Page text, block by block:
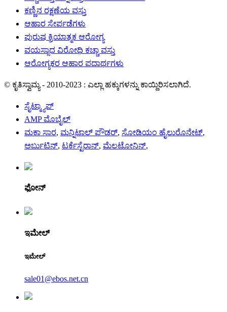
ಕಣ್ಣಿನ ರಕ್ಷಣೆಯ ವಸ್ತು
ಆಹಾರ ಸೇರ್ಪಡೆಗಳು
ಪುರುಷ ಕ್ರಿಯಾತ್ಮಕ ಆರೋಗ್ಯ
ವಯಸ್ಸಾದ ವಿರೋಧಿ ಕಚ್ಚಾ ವಸ್ತು
ಆರೋಗ್ಯಕರ ಆಹಾರ ಪದಾರ್ಥಗಳು
© ಕೃತಿಸ್ವಾಮ್ಯ - 2010-2023 : ಎಲ್ಲಾ ಹಕ್ಕುಗಳನ್ನು ಕಾಯ್ದಿರಿಸಲಾಗಿದೆ.
ಸೈಟ್ಮ್ಯಾಪ್
AMP ಮೊಬೈಲ್
ಮಕಾ ಸಾರ, ಮನ್ನಿಟಾಲ್ ಪೌಡರ್, ಸೋಡಿಯಂ ಹೈಲುರೊನೇಟ್,
ಅರ್ಬುಟಿನ್, ಟರ್ಕೆಸ್ಟೆರಾನ್, ಮೆಲಟೋನಿನ್,
ಫೋನ್
ಇಮೇಲ್
ಇಮೇಲ್
sale01@ebos.net.cn